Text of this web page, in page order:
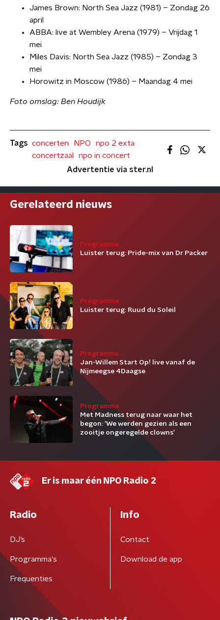
James Brown: North Sea Jazz (1981) – Zondag 26
april
ABBA: live at Wembley Arena (1979) – Vrijdag 1
mei
Miles Davis: North Sea Jazz (1985) – Zondag 3
mei
Horowitz in Moscow (1986) – Maandag 4 mei
Foto omslag: Ben Houdijk
Tags concerten NPO
npo 2 exta
concertzaal
npo in concert
Advertentie via ster.nl
Gerelateerd nieuws
Programma
Luister terug: Pride-mix van Dr Packer
Programma
Luister terug: Ruud du Soleil
Programma
Jan-Willem Start Op! live vanaf de
Nijmeegse 4Daagse
Programma
Met Madness terug naar waar het
begon: 'We werden gezien als een
zooitje ongeregelde clowns'
Er is maar één NPO Radio 2
Radio
DJ’s
Programma's
Frequenties
Info
Contact
Download de app